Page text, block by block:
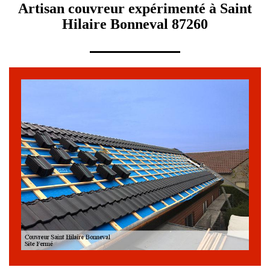
Artisan couvreur expérimenté à Saint
Hilaire Bonneval 87260